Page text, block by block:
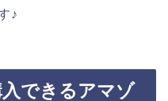
♪
できるアマゾ